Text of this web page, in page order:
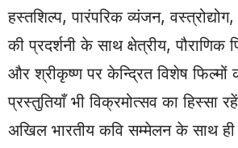
हस्तशिल्प, पारंपरिक व्यंजन,
की प्रदर्शनी के साथ क्षेत्रीय, पौराणिक
और श्रीकृष्ण पर केन्द्रित विशेष फिल्मों
प्रस्तुतियाँ भी विक्रमोत्सव का हिस्सा
अखिल भारतीय कवि सम्मेलन के साथ